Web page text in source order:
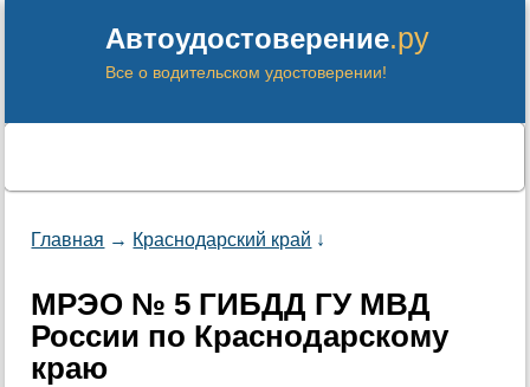
Автоудостоверение.ру
Все о водительском удостоверении!
Главная → Краснодарский край ↓
МРЭО № 5 ГИБДД ГУ МВД
России по Краснодарскому
краю